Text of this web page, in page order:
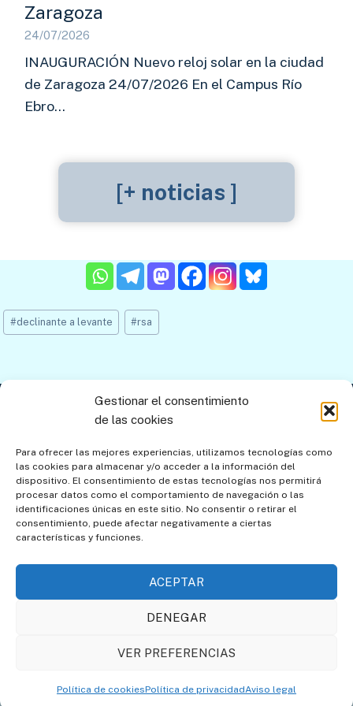
Gestionar el consentimiento
de las cookies
Para ofrecer las mejores experiencias, utilizamos tecnologías como
las cookies para almacenar y/o acceder a la información del
dispositivo. El consentimiento de estas tecnologías nos permitirá
procesar datos como el comportamiento de navegación o las
identificaciones únicas en este sitio. No consentir o retirar el
consentimiento, puede afectar negativamente a ciertas
características y funciones.
ACEPTAR
DENEGAR
VER PREFERENCIAS
Política de cookiesPolítica de privacidadAviso legal
Zaragoza
24/07/2026
INAUGURACIÓN Nuevo reloj solar en la ciudad
de Zaragoza 24/07/2026 En el Campus Río
Ebro…
[+ noticias ]
Etiquetas
de
#declinante a levante #rsa
Aviso legal
Política de cookies Mapa del sitio
Política de cookies (UE)
los Relojes de Sol
Societat Catalana de